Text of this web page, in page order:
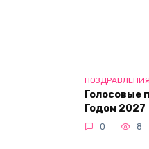
Голосовые
Годом 2027
0 8